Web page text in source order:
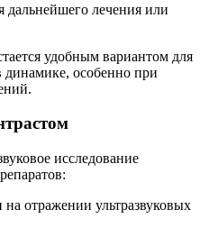
дальнейшего лечения или
удобным вариантом для
особенно при
исследование
на отражении ультразвуковых